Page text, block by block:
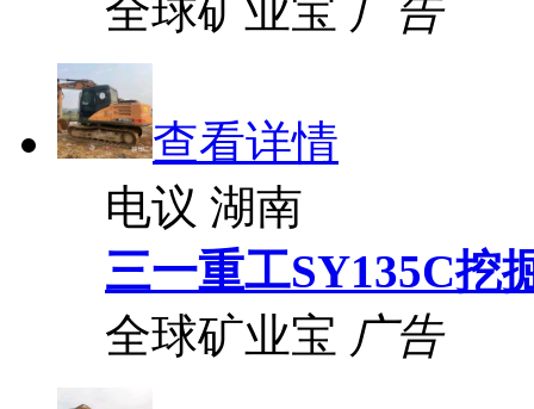
全球矿业宝 广告
查看详情
电议 湖南
三一重工SY135C挖
全球矿业宝 广告